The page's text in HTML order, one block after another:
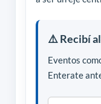
⚠️ Recibí
Eventos
Enterate